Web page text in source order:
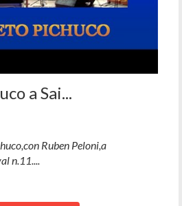
a Sai...
Ruben Peloni,a
n.11....